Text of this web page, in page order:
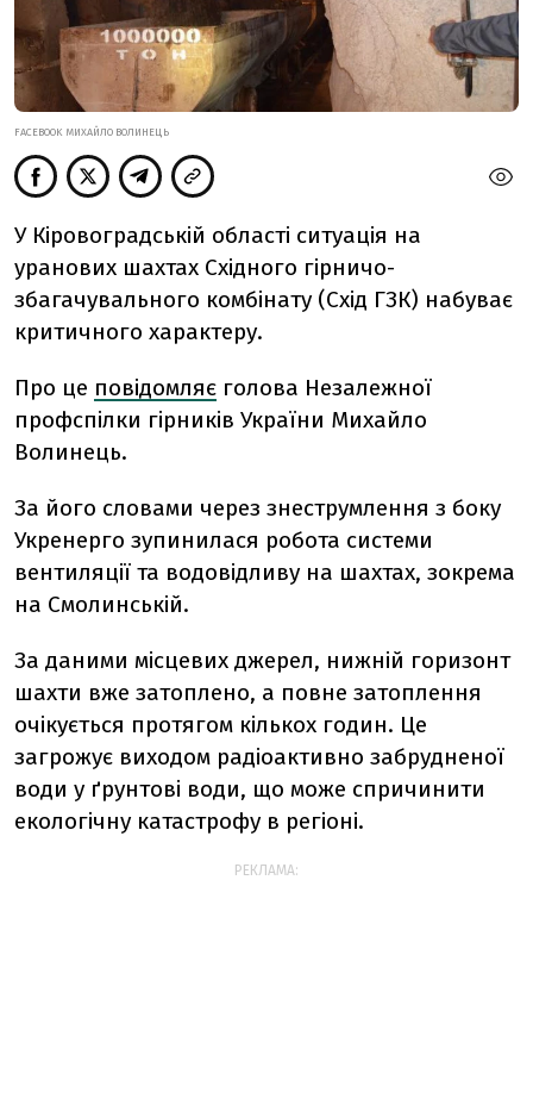
FACEBOOK МИХАЙЛО ВОЛИНЕЦЬ
У Кіровоградській області ситуація на
уранових шахтах Східного гірничо-
збагачувального комбінату (Схід ГЗК) набуває
критичного характеру.
Про це повідомляє голова Незалежної
профспілки гірників України Михайло
Волинець.
За його словами через знеструмлення з боку
Укренерго зупинилася робота системи
вентиляції та водовідливу на шахтах, зокрема
на Смолинській.
За даними місцевих джерел, нижній горизонт
шахти вже затоплено, а повне затоплення
очікується протягом кількох годин. Це
загрожує виходом радіоактивно забрудненої
води у ґрунтові води, що може спричинити
екологічну катастрофу в регіоні.
РЕКЛАМА: